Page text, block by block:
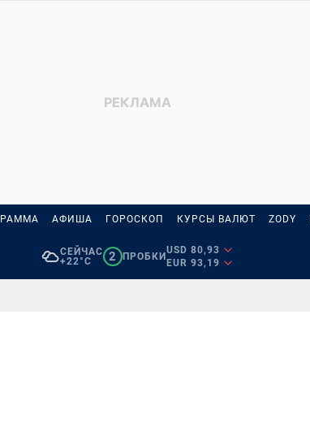
АФИША ГОРОСКОП КУРСЫ ВАЛЮТ ZODY
СЕЙЧАС
+22°C
2 ПРОБКИ
USD 80,93
EUR 93,19